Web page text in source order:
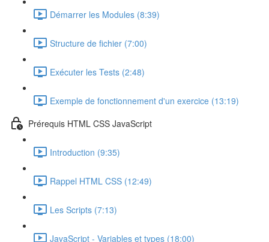
Démarrer les Modules (8:39)
Structure de fichier (7:00)
Exécuter les Tests (2:48)
Exemple de fonctionnement d'un exercice (13:19)
Prérequis HTML CSS JavaScript
Introduction (9:35)
Rappel HTML CSS (12:49)
Les Scripts (7:13)
JavaScript - Variables et types (18:00)